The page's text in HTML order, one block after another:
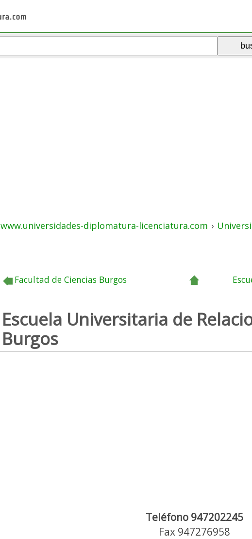
www.universidades-diplomatura-licenciatura.com ›
Facultad de Ciencias Burgos
Escuela Universitaria de
Burgos
Teléfono 947202245
Fax 947276958